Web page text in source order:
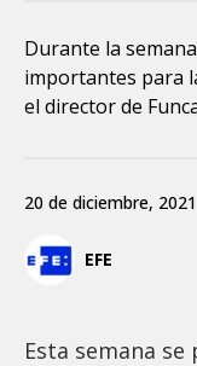
Durante la
importantes para
el director de
EFE
20 de diciembre,
Esta semana